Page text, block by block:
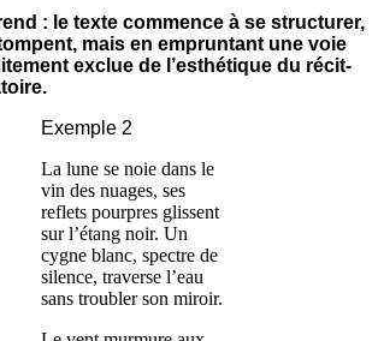
: le texte commence à se structurer,
mais en empruntant une voie
exclue de l’esthétique du récit-
Exemple 2
La lune se noie dans le
vin des nuages, ses
reflets pourpres glissent
sur l’étang noir. Un
cygne blanc, spectre de
silence, traverse l’eau
sans troubler son miroir.